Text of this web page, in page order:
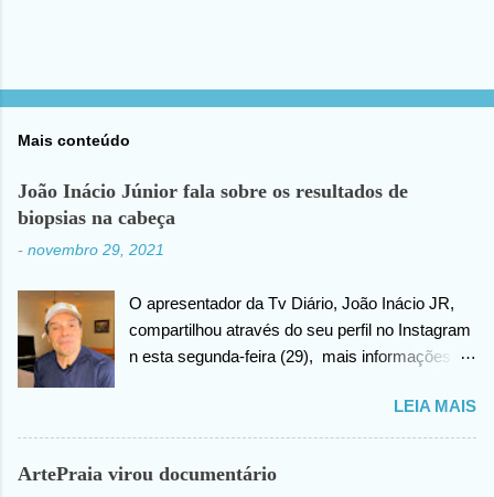
Mais conteúdo
João Inácio Júnior fala sobre os resultados de
biopsias na cabeça
- novembro 29, 2021
O apresentador da Tv Diário, João Inácio JR,
compartilhou através do seu perfil no Instagram
n esta segunda-feira (29), mais informações
cabeça há alguns dias atrás. João confirma que
os resultados foram negativos para câncer de
cabeça, posteriormente ele agradece ao criador
LEIA MAIS
ArtePraia virou documentário